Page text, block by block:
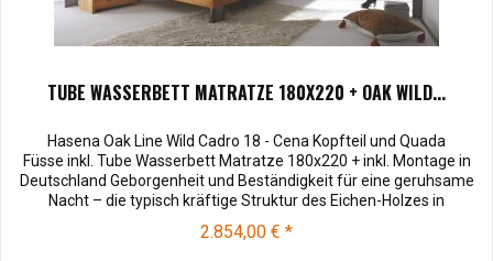
TUBE WASSERBETT MATRATZE 180X220 + OAK WILD...
Hasena Oak Line Wild Cadro 18 - Cena Kopfteil und Quada
Füsse inkl. Tube Wasserbett Matratze 180x220 + inkl. Montage in
Deutschland Geborgenheit und Beständigkeit für eine geruhsame
Nacht – die typisch kräftige Struktur des Eichen-Holzes in
Kombination mit den separaten Fuss- und Eckelementen verleiht
unserer Oak-Line eine starke und behagliche Aura. Dieses
2.854,00 € *